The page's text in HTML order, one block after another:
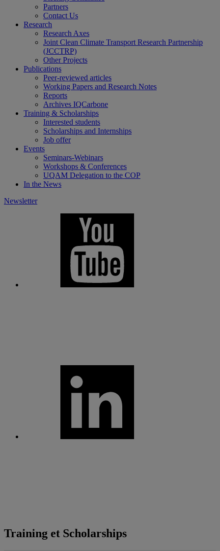
Partners
Contact Us
Research
Research Axes
Joint Clean Climate Transport Research Partnership
(JCCTRP)
Other Projects
Publications
Peer-reviewed articles
Working Papers and Research Notes
Reports
Archives IQCarbone
Training & Scholarships
Interested students
Scholarships and Internships
Job offer
Events
Seminars-Webinars
Workshops & Conferences
UQAM Delegation to the COP
In the News
Newsletter
Training et Scholarships